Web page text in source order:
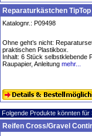
Reparaturkästchen
Katalognr.: P09498
Ohne geht’s nicht:
praktischen Plastikbox.
Inhalt: 6 Stück selbstklebende
Raupapier, Anleitung mehr...
Folgende Produkte könnten für
Reifen Cross/Gravel